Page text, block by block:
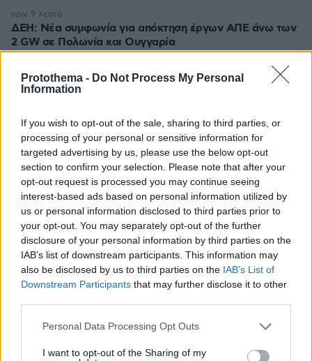
Protothema - Do Not Process My Personal
Information
If you wish to opt-out of the sale, sharing to third parties, or
processing of your personal or sensitive information for
targeted advertising by us, please use the below opt-out
section to confirm your selection. Please note that after your
opt-out request is processed you may continue seeing
interest-based ads based on personal information utilized by
us or personal information disclosed to third parties prior to
your opt-out. You may separately opt-out of the further
disclosure of your personal information by third parties on the
IAB’s list of downstream participants. This information may
also be disclosed by us to third parties on the IAB’s List of
Downstream Participants that may further disclose it to other
Please note that this website/app uses one or more Google
not limited to your visit or usage behaviour. You may click to
Personal Data Processing Opt Outs
I want to opt-out of the Sharing of my
ΔΕΗ: Νέα συμφωνία για απόκτηση έργων ΑΠΕ άνω των
2 GW σε Πολωνία και Ουγγαρία
πριν 9 λεπτά
Aνατολική Κρήτη: Παραλίες με φοίνικες και τοπία
γεμάτα ελαιόδεντρα
ΔΕΘ: «Ανέβηκε» ο διαγωνισμός των 165 εκατ. ευρώ για
τη μεγάλη ανάπλαση, δείτε φωτογραφίες
«Νόμιζα ότι ήταν νεκρός»: Η απίστευτη ιστορία του
Μπάρνεϊ, του παπαγάλου που εκλάπη το 2017 και
ξαναβρήκε την οικογένειά του 9 χρόνια μετά
πριν 15 λεπτά
Ομάδα Ρώσων χάκερ που συνδέεται με το Κρεμλίνο
πίσω από πλαστό βίντεο για την παραίτηση του Μερτς
πριν 16 λεπτά
Οι απογευματινές βουτιές της Μαρίας Σολωμού στη
θάλασσα: Σκέφτεστε τίποτα καλύτερο; έγραψε
πριν 21 λεπτά
λόγω της κρίσης στη Θέουτα
πριν 26 λεπτά